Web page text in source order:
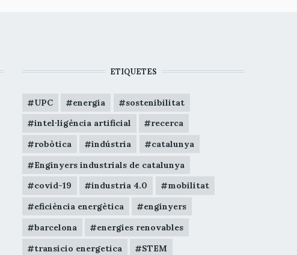
ETIQUETES
UPC energia
sostenibilitat
intel·ligència artificial
recerca
robòtica
indústria
catalunya
Enginyers industrials de catalunya
covid-19
industria 4.0
mobilitat
eficiència energètica
enginyers
barcelona
energies renovables
transicio energetica
STEM